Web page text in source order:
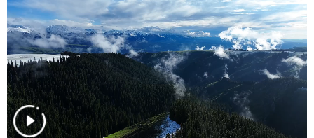
人事频道 融媒体联播 廉政频道 新华视角看新疆
地方频道
北京 天津 河北